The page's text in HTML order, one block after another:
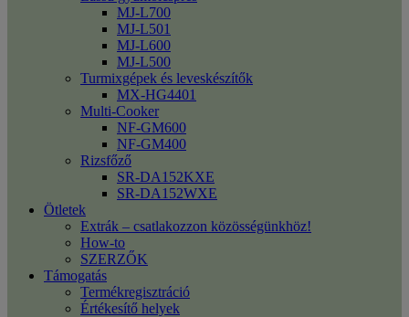
MJ-L700
MJ-L501
MJ-L600
MJ-L500
Turmixgépek és leveskészítők
MX-HG4401
Multi-Cooker
NF-GM600
NF-GM400
Rizsfőző
SR-DA152KXE
SR-DA152WXE
Ötletek
Extrák – csatlakozzon közösségünkhöz!
How-to
SZERZŐK
Támogatás
Termékregisztráció
Értékesítő helyek